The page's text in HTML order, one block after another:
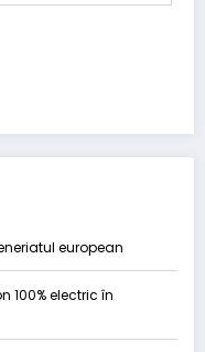
european
100% electric în